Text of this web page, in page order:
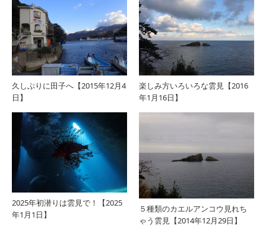
久しぶりに田子へ【2015年12月4
日】
楽しみ方いろいろな雲見【2016
年1月16日】
2025年初潜りは雲見で！【2025
年1月1日】
５種類のカエルアンコウ見れち
ゃう雲見【2014年12月29日】